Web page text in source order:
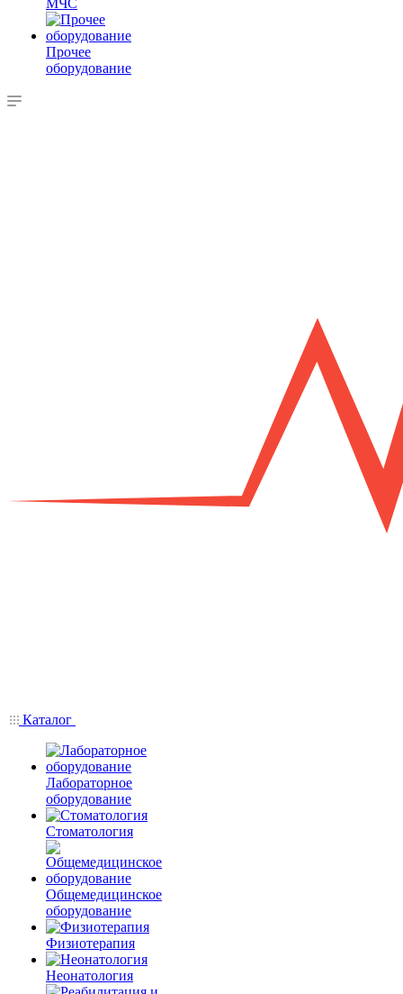
МЧС
Прочее
оборудование
Каталог
Лабораторное
оборудование
Стоматология
Общемедицинское
оборудование
Физиотерапия
Неонатология